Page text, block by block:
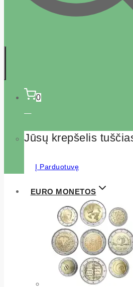
0
Jūsų krepšelis
Į Parduotuvę
EURO MONETOS